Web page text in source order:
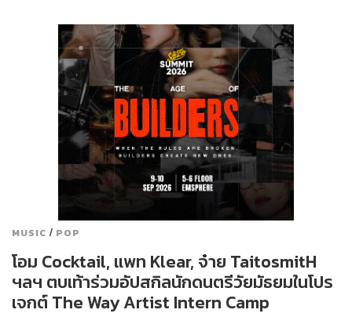
MUSIC / POP
โอม Cocktail, แพท Klear, จ๋าย TaitosmitH
ฯลฯ ตบเท้าร่วมอัปสกิลนักดนตรีวัยมัธยมในโปร
เจกต์ The Way Artist Intern Camp